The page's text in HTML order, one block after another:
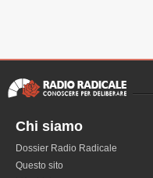
Chi siamo
Dossier Radio Radicale
Questo sito